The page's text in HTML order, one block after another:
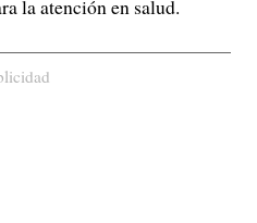
la atención en salud.